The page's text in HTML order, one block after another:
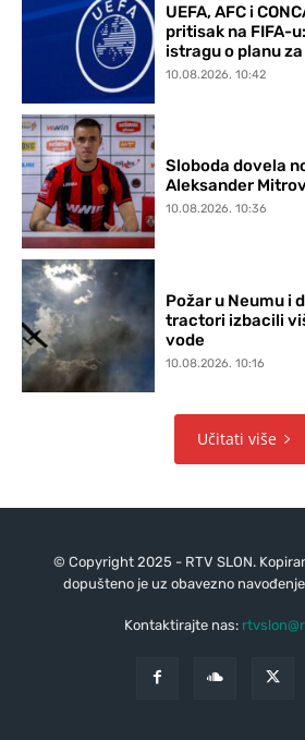
UEFA, AFC i
pritisak na FIFA-
istragu o planu
10.08.2026. 10:42
Sloboda dovela
Aleksander
10.08.2026. 10:36
Požar u Neumu i
tractori izbacili
vode
10.08.2026. 10:16
Učitati više
© Copyright 2025 - RTV SLON.
dopušteno je uz obavezno navođenje
Kontaktirajte nas: